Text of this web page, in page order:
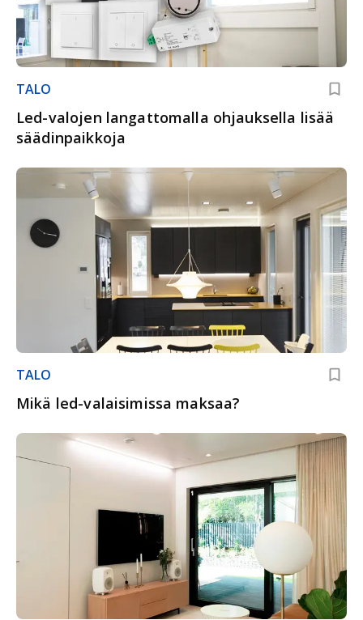
TALO
Led-valojen langattomalla ohjauksella lisää
säädinpaikkoja
TALO
Mikä led-valaisimissa maksaa?